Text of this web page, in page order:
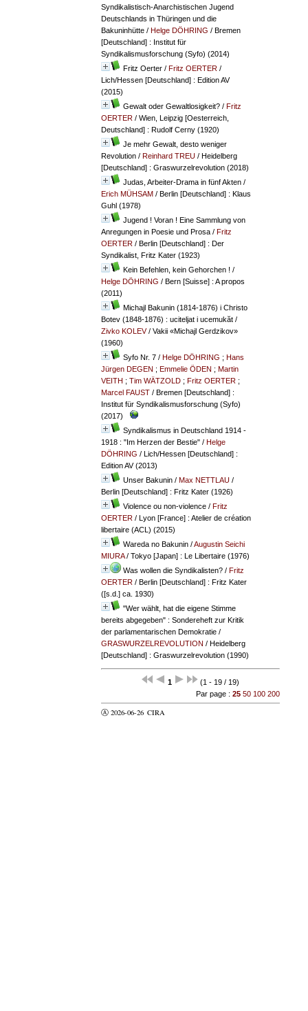
Syndikalistisch-Anarchistischen Jugend
Deutschlands in Thüringen und die
Bakuninhütte/ Helge DÖHRING / Bremen
[Deutschland] : Institut für
Syndikalismusforschung (Syfo) (2014)
Fritz Oerter/ Fritz OERTER/
Lich/Hessen [Deutschland] : Edition AV
(2015)
Gewalt oder Gewaltlosigkeit?/ Fritz
OERTER/ Wien, Leipzig [Oesterreich,
Deutschland] : Rudolf Cerny (1920)
Je mehr Gewalt, desto weniger
Revolution/ Reinhard TREU/ Heidelberg
[Deutschland] : Graswurzelrevolution (2018)
Judas, Arbeiter-Drama in fünf Akten/
Erich MÜHSAM/ Berlin [Deutschland] : Klaus
Guhl (1978)
Jugend ! Voran ! Eine Sammlung von
Anregungen in Poesie und Prosa/ Fritz
OERTER/ Berlin [Deutschland] : Der
Syndikalist, Fritz Kater (1923)
Kein Befehlen, kein Gehorchen ! /
Helge DÖHRING / Bern [Suisse] : A propos
(2011)
Michajl Bakunin (1814-1876) i Christo
Botev (1848-1876) : uciteljat i ucemukăt/
Zivko KOLEV/ Vakii «Michajl Gerdzikov»
(1960)
Syfo Nr. 7/ Helge DÖHRING ; Hans
Jürgen DEGEN ; Emmelie ÖDEN ; Martin
VEITH ; Tim WÄTZOLD; Fritz OERTER;
Marcel FAUST/ Bremen [Deutschland] :
Institut für Syndikalismusforschung (Syfo)
(2017)
Syndikalismus in Deutschland 1914 -
1918 : "Im Herzen der Bestie"/ Helge
DÖHRING / Lich/Hessen [Deutschland] :
Edition AV (2013)
Unser Bakunin/ Max NETTLAU/
Berlin [Deutschland] : Fritz Kater (1926)
Violence ou non-violence/ Fritz
OERTER/ Lyon [France] : Atelier de création
libertaire (ACL) (2015)
Wareda no Bakunin/Augustin Seichi
MIURA/ Tokyo [Japan] : Le Libertaire (1976)
Was wollen die Syndikalisten?/ Fritz
OERTER/ Berlin [Deutschland] : Fritz Kater
([s.d.] ca. 1930)
"Wer wählt, hat die eigene Stimme
bereits abgegeben" : Sondereheft zur Kritik
der parlamentarischen Demokratie/
GRASWURZELREVOLUTION / Heidelberg
[Deutschland] : Graswurzelrevolution (1990)
1
(1 - 19 / 19)
Par page : 25 50 100 200
Ⓐ 2026-06-26 CIRA